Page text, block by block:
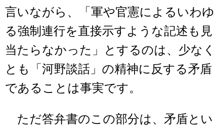
言いながら、「軍や官憲によるいわゆ
る強制連行を直接示すような記述も見
当たらなかった」とするのは、少なく
とも「河野談話」の精神に反する矛盾
であることは事実です。
ただ答弁書のこの部分は、矛盾とい